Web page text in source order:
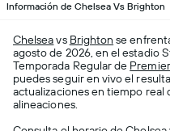
Información de Chelsea Vs Brighton
Chelseavs Brighton se
agosto de 2026, en el estadio
Temporada Regular de
puedes seguir en vivo el
actualizaciones en tiempo real
alineaciones.